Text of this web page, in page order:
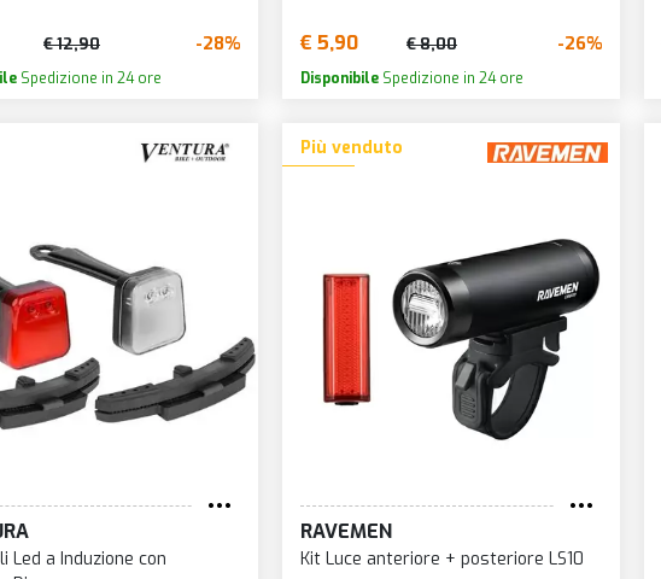
€ 12,90 -28%
Spedizione in 24 ore
€ 5,90 € 8,00 -26%
DisponibileSpedizione in 24 ore
Led a Induzione con
Più venduto
RAVEMEN
Kit Luce anteriore + posteriore LS10